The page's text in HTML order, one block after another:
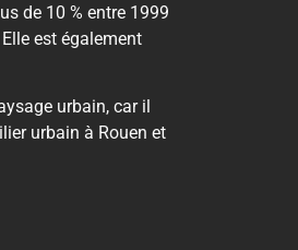
de 10 % entre 1999
est également
urbain, car il
urbain à Rouen et